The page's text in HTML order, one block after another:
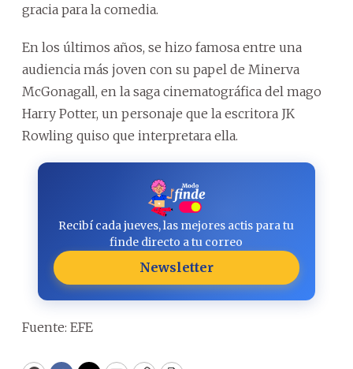
gracia para la comedia.
En los últimos años, se hizo famosa entre una
audiencia más joven con su papel de Minerva
McGonagall, en la saga cinematográfica del mago
Harry Potter, un personaje que la escritora JK
Rowling quiso que interpretara ella.
Recibí cada jueves, las mejores actis para tu
finde directo a tu correo
Newsletter
Fuente: EFE